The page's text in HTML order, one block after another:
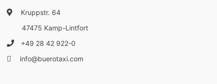
Kruppstr. 64
47475 Kamp-Lintfort
+49 28 42 922-0
info@buerotaxi.com